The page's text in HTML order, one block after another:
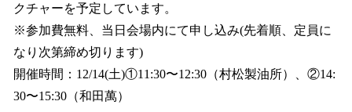
クチャーを予定しています。
※参加費無料、当日会場内にて申し込み(先着順、定員に
なり次第締め切ります)
開催時間：12/14(土)①11:30〜12:30（村松製油所）、②14:
30〜15:30（和田萬）